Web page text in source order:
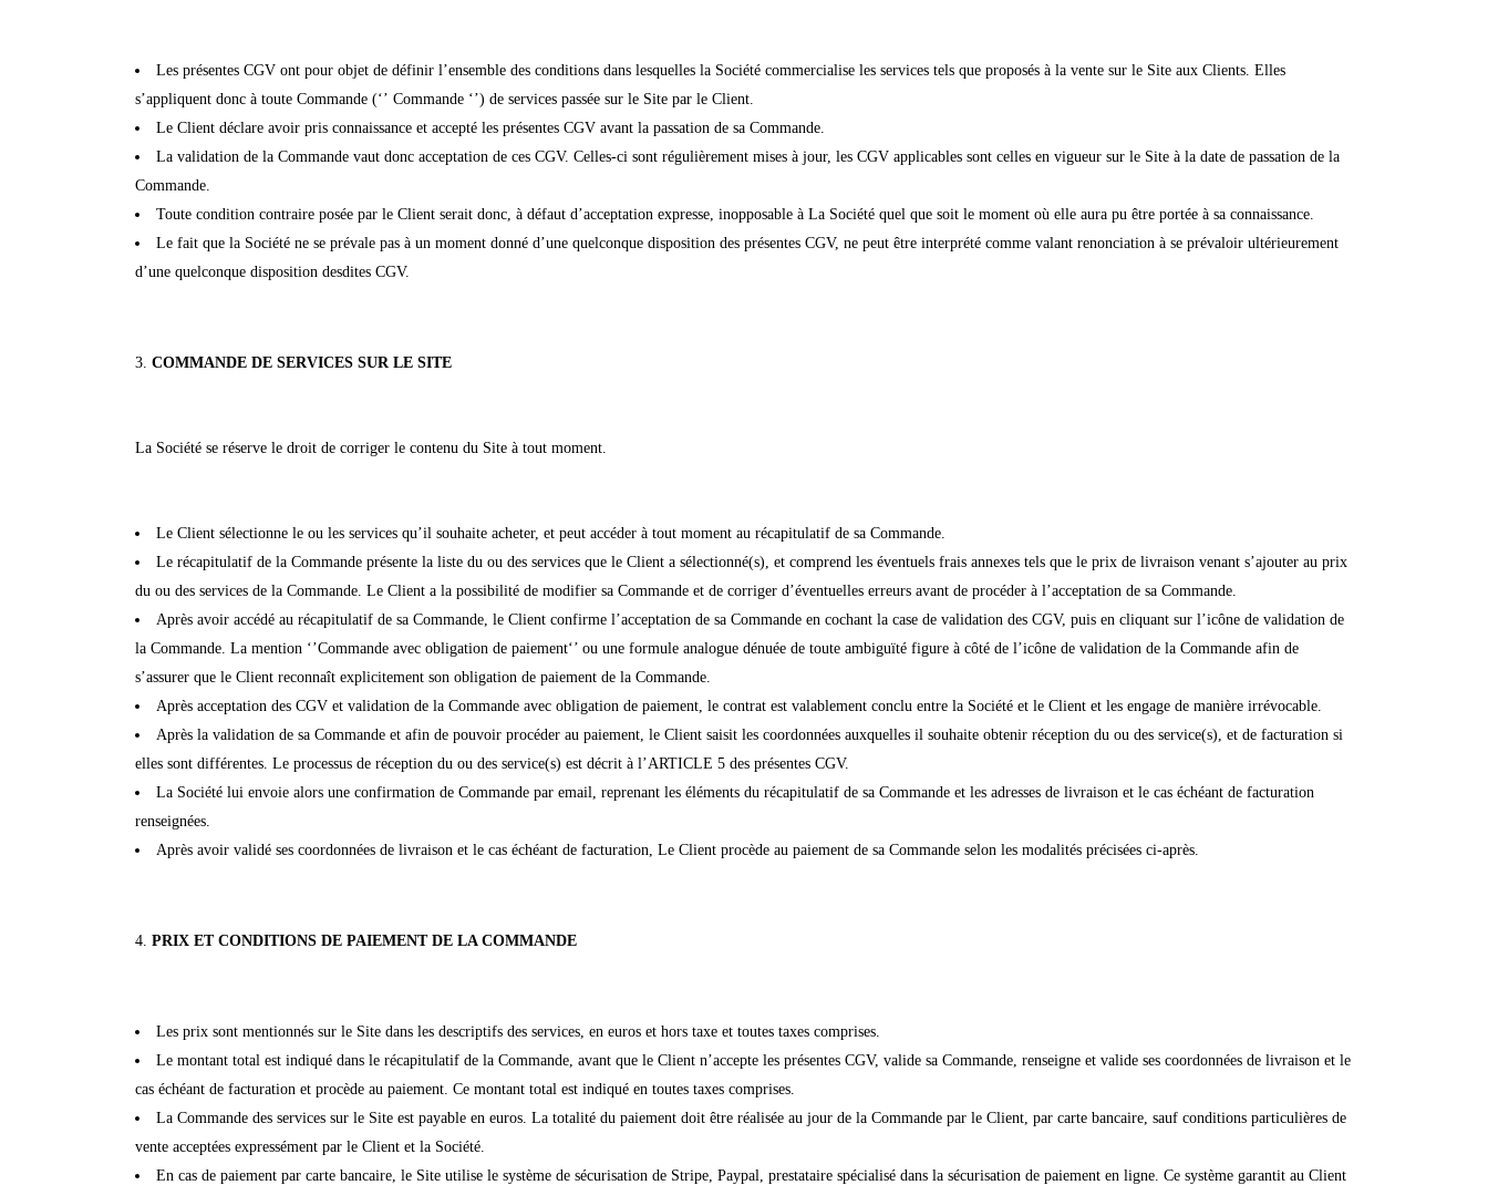
Les présentes CGV ont pour objet de définir l’ensemble des conditions dans lesquelles la Société commercialise les services tels que proposés à la vente sur le Site aux Clients. Elles
s’appliquent donc à toute Commande (‘’ Commande ‘’) de services passée sur le Site par le Client.
Le Client déclare avoir pris connaissance et accepté les présentes CGV avant la passation de sa Commande.
La validation de la Commande vaut donc acceptation de ces CGV. Celles-ci sont régulièrement mises à jour, les CGV applicables sont celles en vigueur sur le Site à la date de passation de la
Commande.
Toute condition contraire posée par le Client serait donc, à défaut d’acceptation expresse, inopposable à La Société quel que soit le moment où elle aura pu être portée à sa connaissance.
Le fait que la Société ne se prévale pas à un moment donné d’une quelconque disposition des présentes CGV, ne peut être interprété comme valant renonciation à se prévaloir ultérieurement
d’une quelconque disposition desdites CGV.
COMMANDE DE SERVICES SUR LE SITE
La Société se réserve le droit de corriger le contenu du Site à tout moment.
Le Client sélectionne le ou les services qu’il souhaite acheter, et peut accéder à tout moment au récapitulatif de sa Commande.
Le récapitulatif de la Commande présente la liste du ou des services que le Client a sélectionné(s), et comprend les éventuels frais annexes tels que le prix de livraison venant s’ajouter au prix
du ou des services de la Commande. Le Client a la possibilité de modifier sa Commande et de corriger d’éventuelles erreurs avant de procéder à l’acceptation de sa Commande.
Après avoir accédé au récapitulatif de sa Commande, le Client confirme l’acceptation de sa Commande en cochant la case de validation des CGV, puis en cliquant sur l’icône de validation de
la Commande. La mention ‘’Commande avec obligation de paiement‘’ ou une formule analogue dénuée de toute ambiguïté figure à côté de l’icône de validation de la Commande afin de
s’assurer que le Client reconnaît explicitement son obligation de paiement de la Commande.
Après acceptation des CGV et validation de la Commande avec obligation de paiement, le contrat est valablement conclu entre la Société et le Client et les engage de manière irrévocable.
Après la validation de sa Commande et afin de pouvoir procéder au paiement, le Client saisit les coordonnées auxquelles il souhaite obtenir réception du ou des service(s), et de facturation si
elles sont différentes. Le processus de réception du ou des service(s) est décrit à l’ARTICLE 5 des présentes CGV.
La Société lui envoie alors une confirmation de Commande par email, reprenant les éléments du récapitulatif de sa Commande et les adresses de livraison et le cas échéant de facturation
renseignées.
Après avoir validé ses coordonnées de livraison et le cas échéant de facturation, Le Client procède au paiement de sa Commande selon les modalités précisées ci-après.
PRIX ET CONDITIONS DE PAIEMENT DE LA COMMANDE
Les prix sont mentionnés sur le Site dans les descriptifs des services, en euros et hors taxe et toutes taxes comprises.
Le montant total est indiqué dans le récapitulatif de la Commande, avant que le Client n’accepte les présentes CGV, valide sa Commande, renseigne et valide ses coordonnées de livraison et le
cas échéant de facturation et procède au paiement. Ce montant total est indiqué en toutes taxes comprises.
La Commande des services sur le Site est payable en euros. La totalité du paiement doit être réalisée au jour de la Commande par le Client, par carte bancaire, sauf conditions particulières de
vente acceptées expressément par le Client et la Société.
En cas de paiement par carte bancaire, le Site utilise le système de sécurisation de Stripe, Paypal, prestataire spécialisé dans la sécurisation de paiement en ligne. Ce système garantit au Client